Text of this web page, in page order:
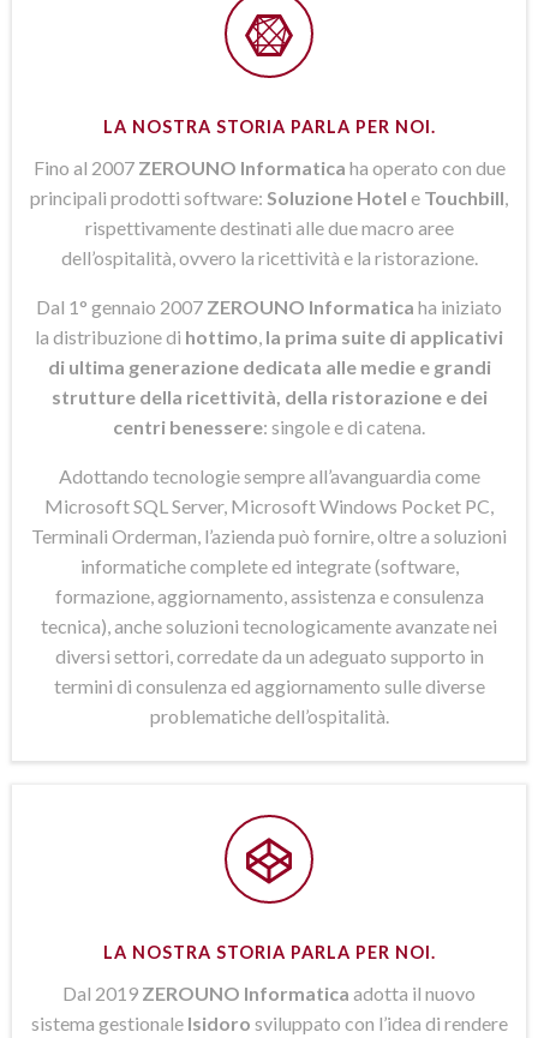
LA NOSTRA STORIA PARLA PER NOI.
Fino al 2007 ZEROUNO Informatica ha operato con due
principali prodotti software: Soluzione Hotel e Touchbill
rispettivamente destinati alle due macro aree
dell’ospitalità, ovvero la ricettività e la ristorazione.
Dal 1° gennaio 2007 ZEROUNO Informatica ha iniziato
la distribuzione di hottimo la prima suite di applicativi
di ultima generazione dedicata alle medie e grandi
strutture della ricettività, della ristorazione e dei
centri benessere: singole e di catena.
Adottando tecnologie sempre all’avanguardia come
Microsoft SQL Server, Microsoft Windows Pocket PC,
Terminali Orderman, l’azienda può fornire, oltre a soluzioni
informatiche complete ed integrate (software,
formazione, aggiornamento, assistenza e consulenza
tecnica), anche soluzioni tecnologicamente avanzate nei
diversi settori, corredate da un adeguato supporto in
termini di consulenza ed aggiornamento sulle diverse
problematiche dell’ospitalità.
LA NOSTRA STORIA PARLA PER NOI.
Dal 2019 ZEROUNO Informatica adotta il nuovo
sistema gestionale Isidoro sviluppato con l’idea di rendere